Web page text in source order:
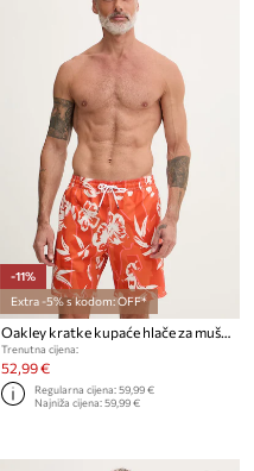
-11%
Extra -5% s kodom: OFF*
Oakley kratke kupaće hlače za muškarce CANARY PALMS
Trenutna cijena:
52,99 €
Regularna cijena:59,99 €
Najniža cijena:59,99 €